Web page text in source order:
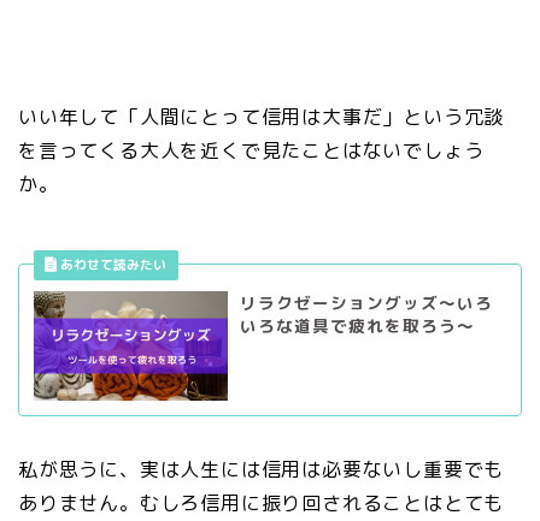
いい年して「人間にとって信用は大事だ」という冗談
を言ってくる大人を近くで見たことはないでしょう
か。
リラクゼーショングッズ～いろ
いろな道具で疲れを取ろう～
私が思うに、実は人生には信用は必要ないし重要でも
ありません。むしろ信用に振り回されることはとても